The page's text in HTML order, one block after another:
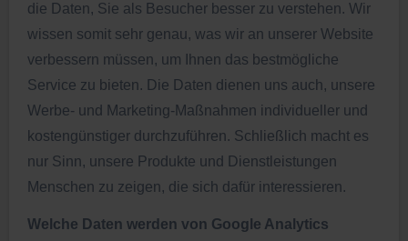
die Daten, Sie als Besucher besser zu verstehen. Wir
wissen somit sehr genau, was wir an unserer Website
verbessern müssen, um Ihnen das bestmögliche
Service zu bieten. Die Daten dienen uns auch, unsere
Werbe- und Marketing-Maßnahmen individueller und
kostengünstiger durchzuführen. Schließlich macht es
nur Sinn, unsere Produkte und Dienstleistungen
Menschen zu zeigen, die sich dafür interessieren.
Welche Daten werden von Google Analytics